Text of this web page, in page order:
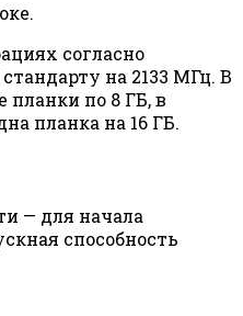
согласно
на 2133 МГц. В
планки по 8 ГБ, в
планка на 16 ГБ.
— для начала
способность